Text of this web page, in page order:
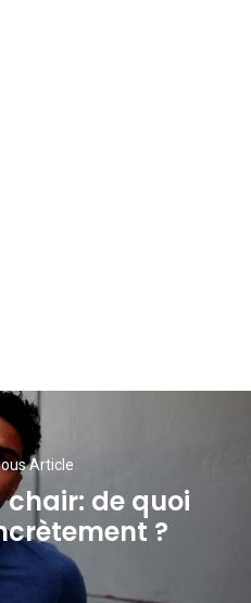
Article
Previous
post:
chair: de quoi
?